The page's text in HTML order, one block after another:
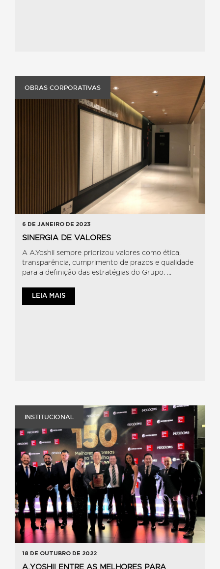
OBRAS CORPORATIVAS
6 DE JANEIRO DE 2023
SINERGIA DE VALORES
A A.Yoshii sempre priorizou valores como ética,
transparência, cumprimento de prazos e qualidade
para a definição das estratégias do Grupo. ...
LEIA MAIS
INSTITUCIONAL
18 DE OUTUBRO DE 2022
A.YOSHII ENTRE AS MELHORES PARA